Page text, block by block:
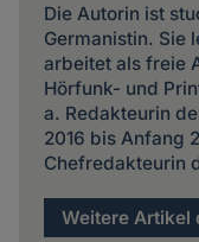
Die Autorin ist
Germanistin. Sie
arbeitet als freie
Hörfunk- und
a. Redakteurin
2016 bis Anfang
Chefredakteurin
Weitere Artikel